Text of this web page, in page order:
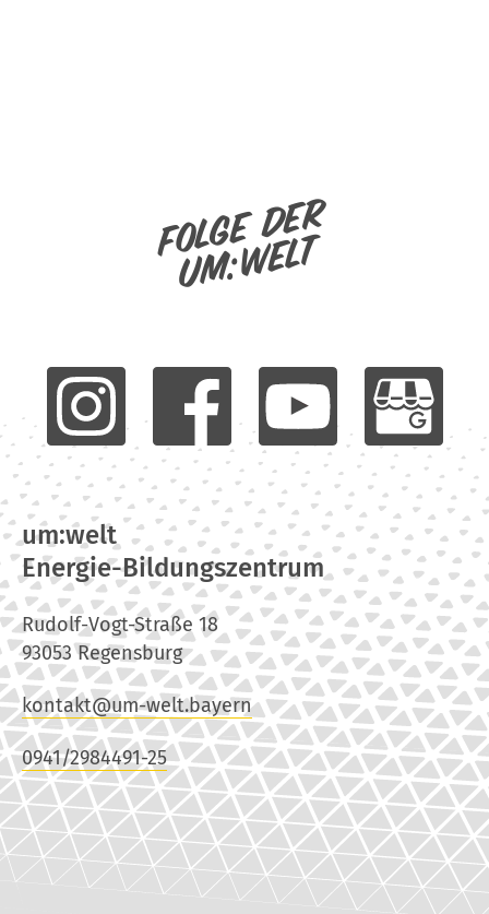
Folge der
um:welt
um:welt
Energie-Bildungszentrum
Rudolf-Vogt-Straße 18
93053 Regensburg
kontakt@um-welt.bayern
0941/2984491-25